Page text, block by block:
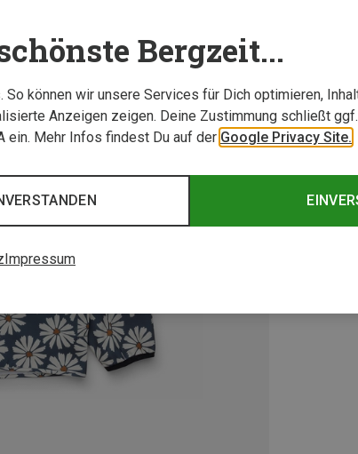
Bergzeit...
können wir unsere Services für Dich optimieren,
Anzeigen zeigen. Deine Zustimmung schließt
ein. Mehr Infos findest Du auf der Google Privacy Site.
Impressum